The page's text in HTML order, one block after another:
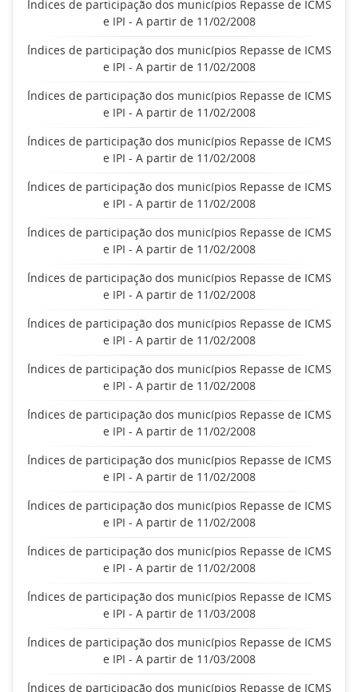
Índices de participação dos municípios Repasse de ICMS
e IPI - A partir de 11/02/2008
Índices de participação dos municípios Repasse de ICMS
e IPI - A partir de 11/02/2008
Índices de participação dos municípios Repasse de ICMS
e IPI - A partir de 11/02/2008
Índices de participação dos municípios Repasse de ICMS
e IPI - A partir de 11/02/2008
Índices de participação dos municípios Repasse de ICMS
e IPI - A partir de 11/02/2008
Índices de participação dos municípios Repasse de ICMS
e IPI - A partir de 11/02/2008
Índices de participação dos municípios Repasse de ICMS
e IPI - A partir de 11/02/2008
Índices de participação dos municípios Repasse de ICMS
e IPI - A partir de 11/02/2008
Índices de participação dos municípios Repasse de ICMS
e IPI - A partir de 11/02/2008
Índices de participação dos municípios Repasse de ICMS
e IPI - A partir de 11/02/2008
Índices de participação dos municípios Repasse de ICMS
e IPI - A partir de 11/02/2008
Índices de participação dos municípios Repasse de ICMS
e IPI - A partir de 11/02/2008
Índices de participação dos municípios Repasse de ICMS
e IPI - A partir de 11/02/2008
Índices de participação dos municípios Repasse de ICMS
e IPI - A partir de 11/03/2008
Índices de participação dos municípios Repasse de ICMS
e IPI - A partir de 11/03/2008
Índices de participação dos municípios Repasse de ICMS